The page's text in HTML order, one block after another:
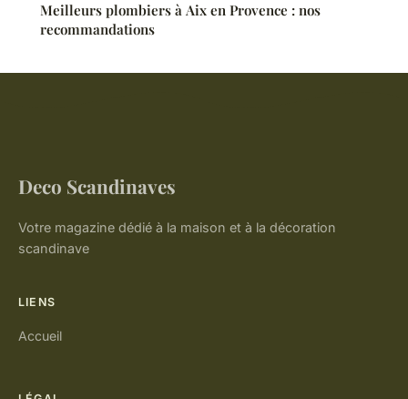
Meilleurs plombiers à Aix en Provence : nos
recommandations
Deco Scandinaves
Votre magazine dédié à la maison et à la décoration
scandinave
LIENS
Accueil